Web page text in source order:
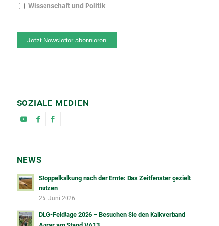
Wissenschaft und Politik
Jetzt Newsletter abonnieren
SOZIALE MEDIEN
NEWS
Stoppelkalkung nach der Ernte: Das Zeitfenster gezielt
nutzen
25. Juni 2026
DLG-Feldtage 2026 – Besuchen Sie den Kalkverband